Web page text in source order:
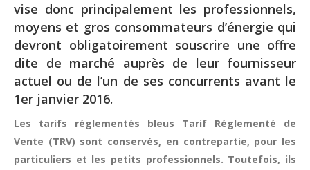
vise donc principalement les professionnels,
moyens et gros consommateurs d’énergie qui
devront obligatoirement souscrire une offre
dite de marché auprès de leur fournisseur
actuel ou de l’un de ses concurrents avant le
1er janvier 2016.
Les tarifs réglementés bleus Tarif Réglementé de
Vente (TRV) sont conservés, en contrepartie, pour les
particuliers et les petits professionnels. Toutefois, ils